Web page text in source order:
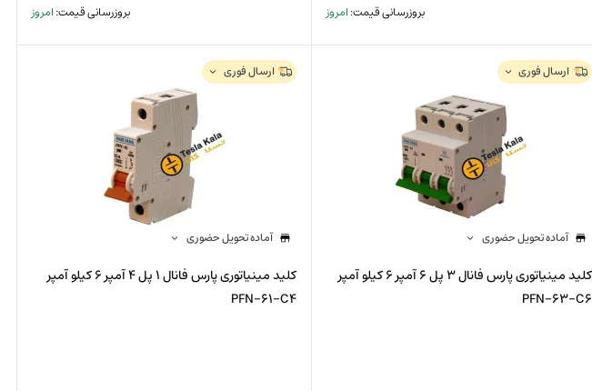
بروزرسانی قیمت:امروز بروزرسانی قیمت:امروز
ارسال فوری
آماده تحویل حضوری
کلید مینیاتوری پارس فانال 3 پل 6 آمپر 6 کیلو آمپر
PFN-63-C6
ارسال فوری
آماده تحویل حضوری
کلید مینیاتوری پارس فانال 1 پل 4 آمپر 6 کیلو آمپر
PFN-61-C4